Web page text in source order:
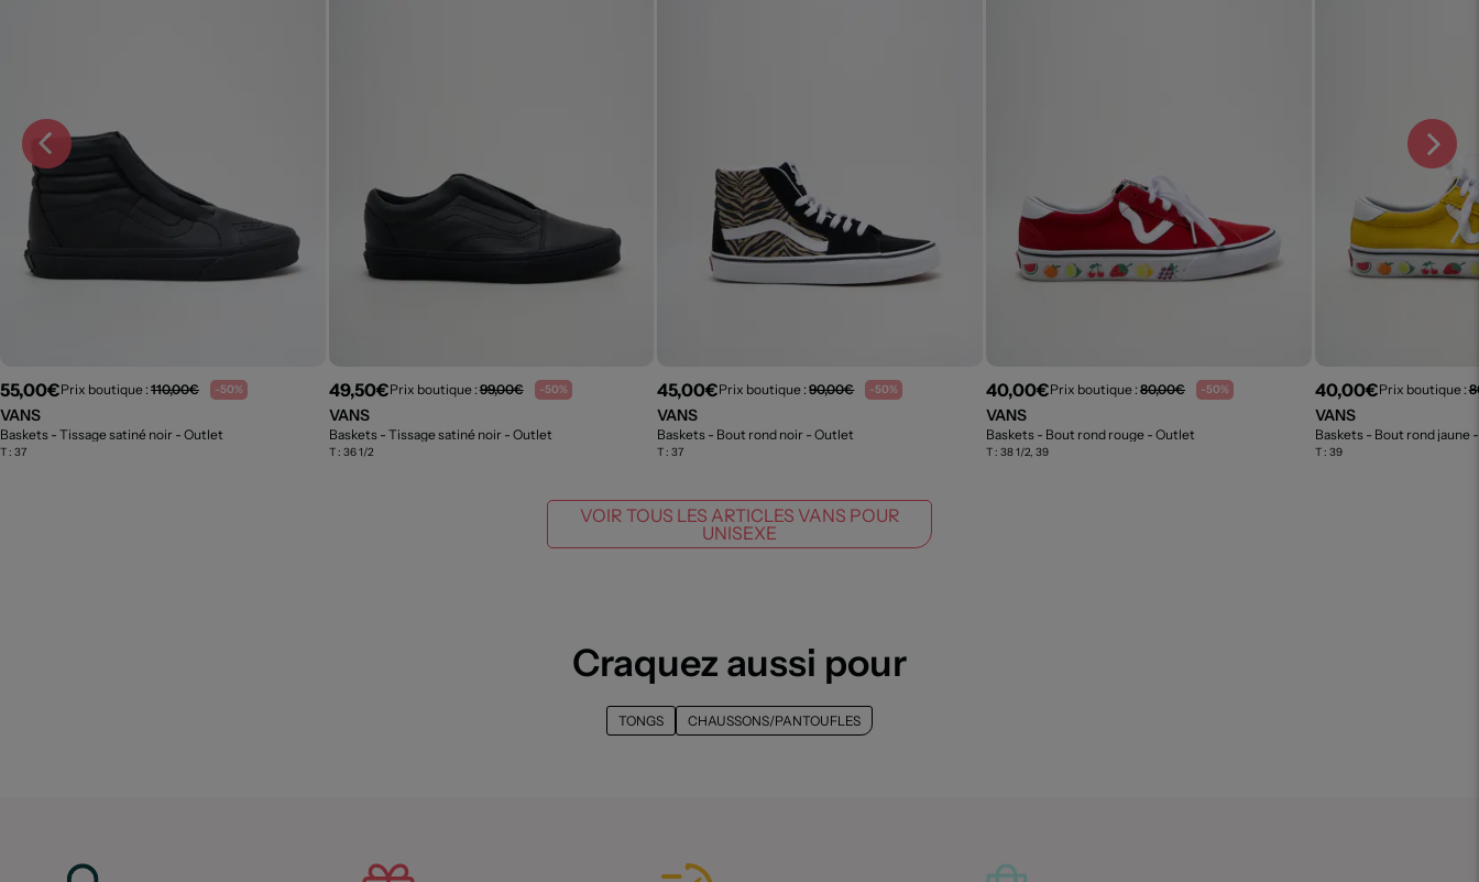
55,00€Prix boutique : 110,00€ -50%
VANS
Baskets - Tissage satiné noir - Outlet
T : 37
49,50€Prix boutique :99,00€ -50%
VANS
Baskets - Tissage satiné noir - Outlet
T : 36 1/2
45,00€Prix boutique :90,00€ -50%
VANS
Baskets - Bout rond noir - Outlet
T :37
40,00€Prix boutique :80,00€ -50%
VANS
Baskets - Bout rond rouge - Outlet
T :38 1/2, 39
40,00€Prix boutique :
VANS
Baskets - Bout rond jaune
T : 39
VOIR TOUS LES ARTICLES VANS POUR
UNISEXE
Craquez aussi pour
TONGS CHAUSSONS/PANTOUFLES